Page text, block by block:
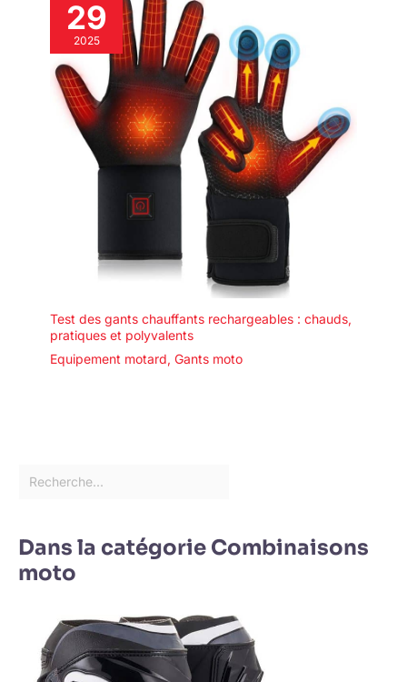
29
2025
Test des gants chauffants rechargeables : chauds,
pratiques et polyvalents
Equipement motard, Gants moto
Dans la catégorie Combinaisons
moto